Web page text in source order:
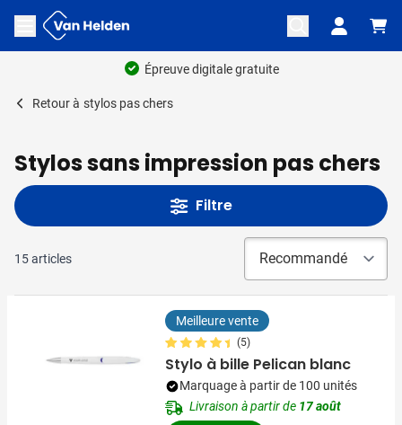
Aller au contenu
Ouvrir le menu
Épreuve digitale gratuite
Retour à stylos pas chers
Stylos sans impression pas chers
Filtre
15articles
Meilleure vente
(5)
Stylo à bille Pelican blanc
Marquage à partir de 100 unités
Livraison à partir de 17 août